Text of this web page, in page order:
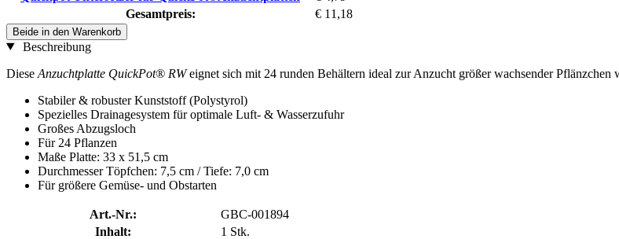
Gesamtpreis:
€ 11,18
Beide in den Warenkorb
Beschreibung
Diese Anzuchtplatte QuickPot® RWeignet sich mit 24 runden Behältern ideal zur Anzucht größer wachsender
Stabiler & robuster Kunststoff (Polystyrol)
Spezielles Drainagesystem für optimale Luft- & Wasserzufuhr
Großes Abzugsloch
Für 24 Pflanzen
Maße Platte: 33 x 51,5 cm
Durchmesser Töpfchen: 7,5 cm / Tiefe: 7,0 cm
Für größere Gemüse- und Obstarten
Art.-Nr.:
GBC-001894
Inhalt:
1 Stk.